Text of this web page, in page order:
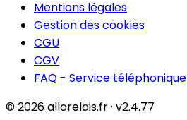
Mentions légales
Gestion des cookies
CGU
CGV
FAQ - Service téléphonique
© 2026 allorelais.fr · v2.4.77